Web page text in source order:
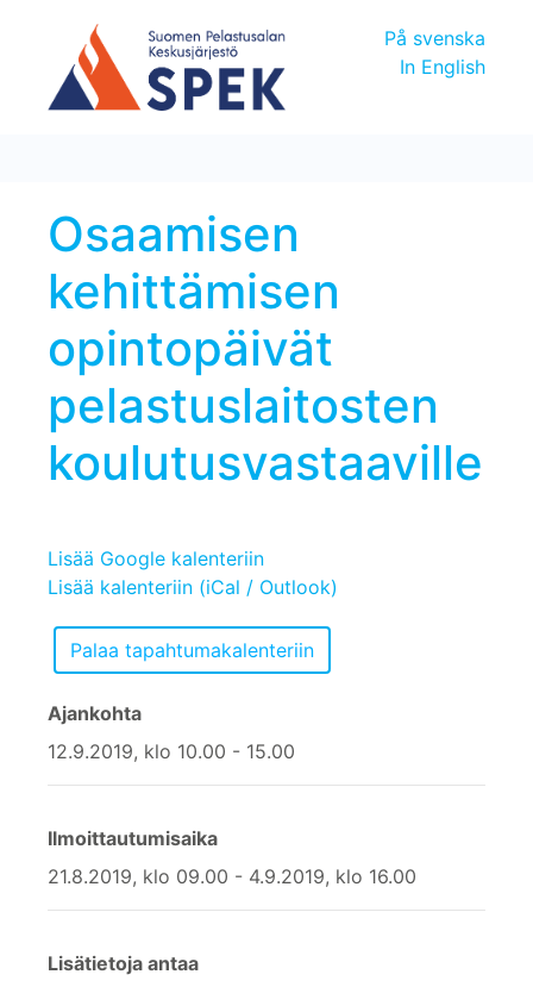
På svenska
In English
Osaamisen
kehittämisen
opintopäivät
pelastuslaitosten
koulutusvastaaville
Lisää Google kalenteriin
Lisää kalenteriin (iCal / Outlook)
Ajankohta
12.9.2019, klo 10.00 - 15.00
Ilmoittautumisaika
21.8.2019, klo 09.00 - 4.9.2019, klo 16.00
Lisätietoja antaa